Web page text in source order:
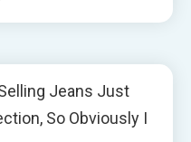
Jeans Just
So Obviously I